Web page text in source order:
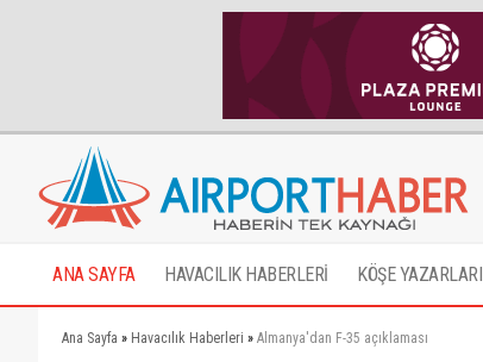
ANA SAYFA HAVACILIK HABERLERİ KÖŞE YAZARLARI
Ana Sayfa » Havacılık Haberleri » Almanya'dan F-35 açıklaması